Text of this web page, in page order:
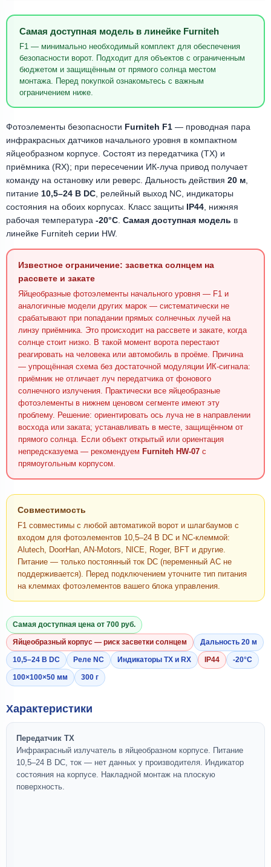
Самая доступная модель в линейке Furniteh
F1 — минимально необходимый комплект для обеспечения
безопасности ворот. Подходит для объектов с ограниченным
бюджетом и защищённым от прямого солнца местом
монтажа. Перед покупкой ознакомьтесь с важным
ограничением ниже.
Фотоэлементы безопасности Furniteh F1 — проводная пара
инфракрасных датчиков начального уровня в компактном
яйцеобразном корпусе. Состоят из передатчика (TX) и
приёмника (RX); при пересечении ИК-луча привод получает
команду на остановку или реверс. Дальность действия 20 м
питание 10,5–24 В DC , релейный выход NC, индикаторы
состояния на обоих корпусах. Класс защиты IP44 , нижняя
рабочая температура -20°C Самая доступная модель в
линейке Furniteh серии HW.
Известное ограничение: засветка солнцем на
рассвете и закате
Яйцеобразные фотоэлементы начального уровня — F1 и
аналогичные модели других марок — систематически не
срабатывают при попадании прямых солнечных лучей на
линзу приёмника. Это происходит на рассвете и закате, когда
солнце стоит низко. В такой момент ворота перестают
реагировать на человека или автомобиль в проёме. Причина
— упрощённая схема без достаточной модуляции ИК-сигнала:
приёмник не отличает луч передатчика от фонового
солнечного излучения. Практически все яйцеобразные
фотоэлементы в нижнем ценовом сегменте имеют эту
проблему. Решение: ориентировать ось луча не в направлении
восхода или заката; устанавливать в месте, защищённом от
прямого солнца. Если объект открытый или ориентация
непредсказуема — рекомендуем Furniteh HW-07 с
прямоугольным корпусом.
Совместимость
F1 совместимы с любой автоматикой ворот и шлагбаумов с
входом для фотоэлементов 10,5–24 В DC и NC-клеммой:
Alutech, DoorHan, AN-Motors, NICE, Roger, BFT и другие.
Питание — только постоянный ток DC (переменный AC не
поддерживается). Перед подключением уточните тип питания
на клеммах фотоэлементов вашего блока управления.
Самая доступная цена от 700 руб.
Яйцеобразный корпус — риск засветки солнцем Дальность 20 м
10,5–24 В DC Реле NC Индикаторы TX и RX IP44 -20°C
100×100×50 мм 300 г
Характеристики
Передатчик TX
Инфракрасный излучатель в яйцеобразном корпусе. Питание
10,5–24 В DC, ток — нет данных у производителя. Индикатор
состояния на корпусе. Накладной монтаж на плоскую
поверхность.